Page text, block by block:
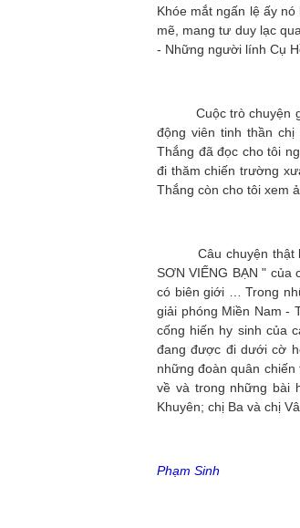
Khóe mắt ngấn lệ ấy
mẽ, mang tư duy lạc
- Những người lính Cụ
Cuộc trò chuyện
động viên tinh thần
Thắng đã đọc cho tôi
đi thăm chiến trường
Thắng còn cho tôi xem
Câu chuyện thật
SƠN VIẾNG BẠN "
có biên giới … Trong
giải phóng Miền Nam -
cống hiến hy sinh của
đang được đi dưới cờ
những đoàn quân
về và trong những bài
Khuyên; chị Ba và chị
Phạm Sinh